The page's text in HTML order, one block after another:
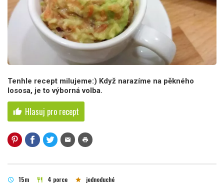
Tenhle recept milujeme:) Když narazíme na pěkného
lososa, je to výborná volba.
thumb_up Hlasuj pro recept
mail print
schedule 15m restaurant 4 porce star jednoduché